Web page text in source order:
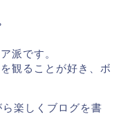
派です。
観ることが好き、ボ
楽しくブログを書